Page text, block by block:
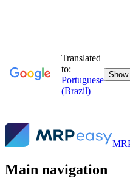
Main navigation